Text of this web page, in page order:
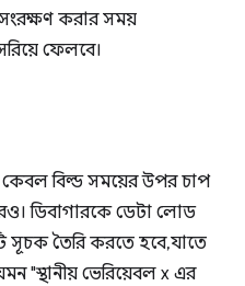
করার সময়
ফেলবে।
কেবল বিল্ড সময়ের উপর চাপ
ডিবাগারকে ডেটা লোড
তৈরি করতে হবে, যাতে
"স্থানীয় ভেরিয়েবল x এর